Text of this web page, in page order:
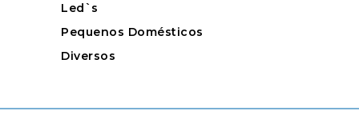
Led`s
Pequenos Domésticos
Diversos